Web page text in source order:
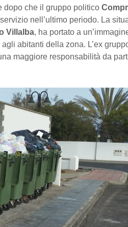
dopo che il gruppo politico
nell’ultimo periodo. La
Villalba, ha portato a
abitanti della zona. L’ex
maggiore responsabilità da